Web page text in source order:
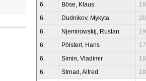
6.
Böse, Klaus
6.
Dudnikov, Mykyta
6.
Njemirowskij, Ruslan
6.
Pölsterl, Hans
6.
Simin, Vladimir
6.
Strnad, Alfred